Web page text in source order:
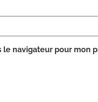
navigateur pour mon